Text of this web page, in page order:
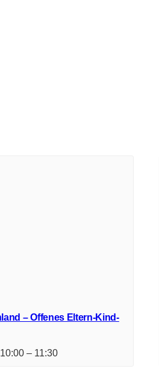
– Offenes Eltern-Kind-
– 11:30